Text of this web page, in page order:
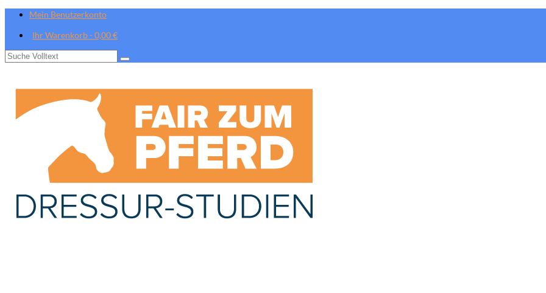
Mein Benutzerkonto
Ihr Warenkorb-0,00€
Suche